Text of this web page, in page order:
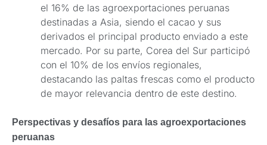
el 16% de las agroexportaciones peruanas
destinadas a Asia, siendo el cacao y sus
derivados el principal producto enviado a este
mercado. Por su parte, Corea del Sur participó
con el 10% de los envíos regionales,
destacando las paltas frescas como el producto
de mayor relevancia dentro de este destino.
Perspectivas y desafíos para las agroexportaciones
peruanas